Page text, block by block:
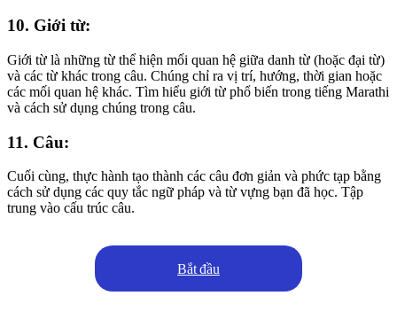
10. Giới từ:
Giới từ là những từ thể hiện mối quan hệ giữa danh từ (hoặc đại từ)
và các từ khác trong câu. Chúng chỉ ra vị trí, hướng, thời gian hoặc
các mối quan hệ khác. Tìm hiểu giới từ phổ biến trong tiếng Marathi
và cách sử dụng chúng trong câu.
11. Câu:
Cuối cùng, thực hành tạo thành các câu đơn giản và phức tạp bằng
cách sử dụng các quy tắc ngữ pháp và từ vựng bạn đã học. Tập
trung vào cấu trúc câu.
Bắt đầu